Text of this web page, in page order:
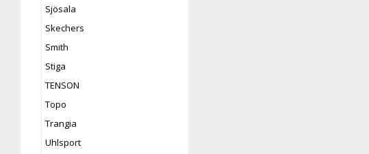
Sjösala
Skechers
Smith
Stiga
TENSON
Topo
Trangia
Uhlsport